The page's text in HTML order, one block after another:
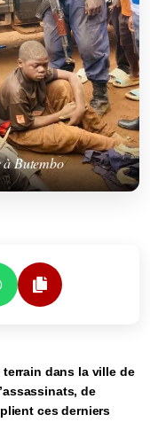
à Butembo
dans la ville de
de
ces derniers